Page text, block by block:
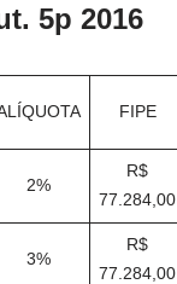
5p 2016
FIPE
2%
R$
77.284,00
3%
R$
77.284,00